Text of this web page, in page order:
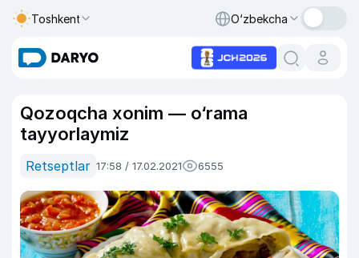
Toshkent O‘zbekcha
Qozoqcha xonim — o‘rama
tayyorlaymiz
Retseptlar 17:58 / 17.02.2021 6555